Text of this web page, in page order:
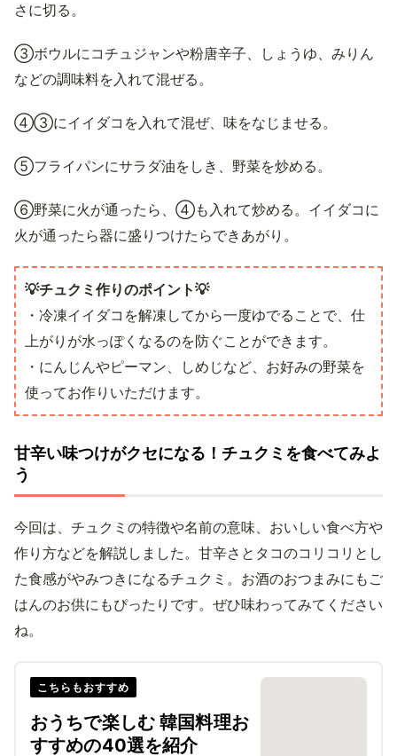
さに切る。
③ボウルにコチュジャンや粉唐辛子、しょうゆ、みりん
などの調味料を入れて混ぜる。
④③にイイダコを入れて混ぜ、味をなじませる。
⑤フライパンにサラダ油をしき、野菜を炒める。
⑥野菜に火が通ったら、④も入れて炒める。イイダコに
火が通ったら器に盛りつけたらできあがり。
💡チュクミ作りのポイント💡
・冷凍イイダコを解凍してから一度ゆでることで、仕
上がりが水っぽくなるのを防ぐことができます。
・にんじんやピーマン、しめじなど、お好みの野菜を
使ってお作りいただけます。
甘辛い味つけがクセになる！チュクミを食べてみよ
う
今回は、チュクミの特徴や名前の意味、おいしい食べ方や
作り方などを解説しました。甘辛さとタコのコリコリとし
た食感がやみつきになるチュクミ。お酒のおつまみにもご
はんのお供にもぴったりです。ぜひ味わってみてください
ね。
こちらもおすすめ
おうちで楽しむ 韓国料理お
すすめの40選を紹介